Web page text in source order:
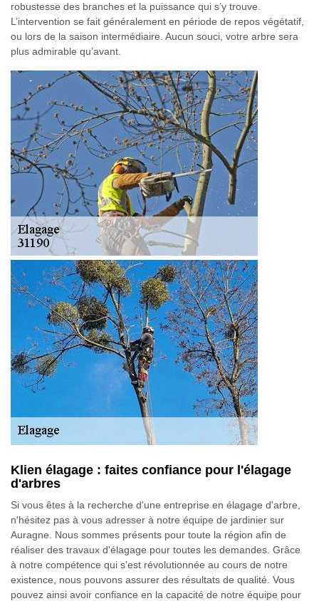
robustesse des branches et la puissance qui s’y trouve.
L’intervention se fait généralement en période de repos végétatif,
ou lors de la saison intermédiaire. Aucun souci, votre arbre sera
plus admirable qu’avant.
Klien élagage : faites confiance pour l'élagage
d'arbres
Si vous êtes à la recherche d'une entreprise en élagage d'arbre,
n'hésitez pas à vous adresser à notre équipe de jardinier sur
Auragne. Nous sommes présents pour toute la région afin de
réaliser des travaux d'élagage pour toutes les demandes. Grâce
à notre compétence qui s'est révolutionnée au cours de notre
existence, nous pouvons assurer des résultats de qualité. Vous
pouvez ainsi avoir confiance en la capacité de notre équipe pour